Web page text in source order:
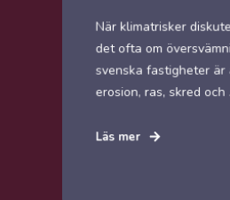
När klimatrisker
det ofta om
svenska fastigheter är
erosion, ras, skred och
Läs mer